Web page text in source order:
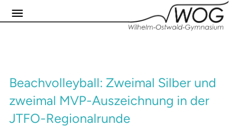
Beachvolleyball: Zweimal Silber und
zweimal MVP-Auszeichnung in der
JTFO-Regionalrunde